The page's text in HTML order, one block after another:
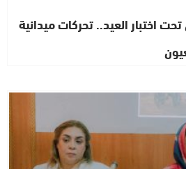
اختبار العيد.. تحركات ميدانية